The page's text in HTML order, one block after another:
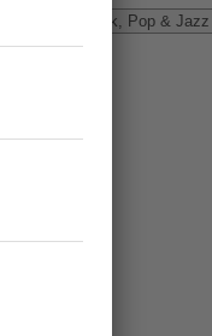
Rock, Pop & Jazz